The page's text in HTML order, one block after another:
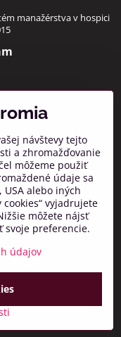
manažérstva v hospici
osobných údajov
návštevy tejto
a zhromažďovanie
môžeme použiť
údaje sa
alebo iných
vyjadrujete
môžete nájsť
svoje preferencie.
údajov